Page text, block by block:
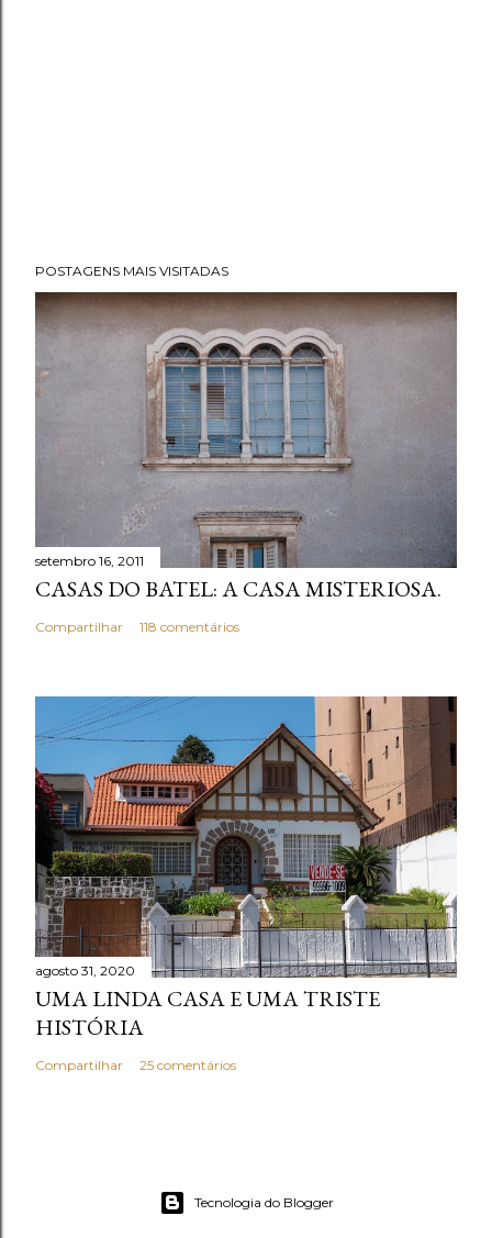
POSTAGENS MAIS VISITADAS
setembro 16, 2011
CASAS DO BATEL: A CASA MISTERIOSA.
Compartilhar 118 comentários
agosto 31, 2020
UMA LINDA CASA E UMA TRISTE
HISTÓRIA
Compartilhar 25 comentários
Tecnologia do Blogger